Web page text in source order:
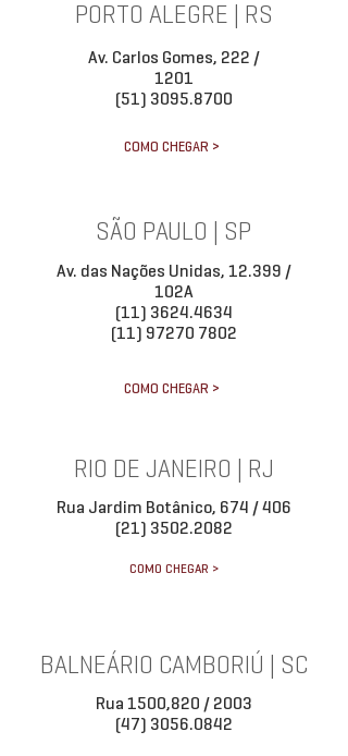
PORTO ALEGRE | RS
Av. Carlos Gomes, 222 /
1201
(51) 3095.8700
COMO CHEGAR >
SÃO PAULO | SP
Av. das Nações Unidas, 12.399 /
102A
(11) 3624.4634
(11) 97270 7802
COMO CHEGAR >
RIO DE JANEIRO | RJ
Rua Jardim Botânico, 674 / 406
(21) 3502.2082
COMO CHEGAR >
BALNEÁRIO CAMBORIÚ | SC
Rua 1500,820 / 2003
(47) 3056.0842